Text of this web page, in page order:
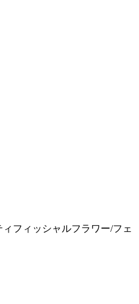
フィッシャルフラワー/フェ